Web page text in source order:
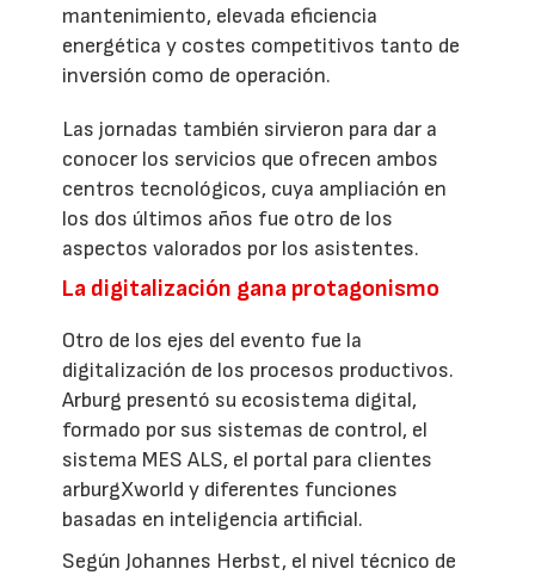
mantenimiento, elevada eficiencia
energética y costes competitivos tanto de
inversión como de operación.
Las jornadas también sirvieron para dar a
conocer los servicios que ofrecen ambos
centros tecnológicos, cuya ampliación en
los dos últimos años fue otro de los
aspectos valorados por los asistentes.
La digitalización gana protagonismo
Otro de los ejes del evento fue la
digitalización de los procesos productivos.
Arburg presentó su ecosistema digital,
formado por sus sistemas de control, el
sistema MES ALS, el portal para clientes
arburgXworld y diferentes funciones
basadas en inteligencia artificial.
Según Johannes Herbst, el nivel técnico de